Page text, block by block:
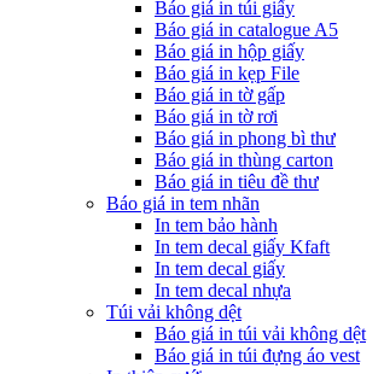
Báo giá in túi giấy
Báo giá in catalogue A5
Báo giá in hộp giấy
Báo giá in kẹp File
Báo giá in tờ gấp
Báo giá in tờ rơi
Báo giá in phong bì thư
Báo giá in thùng carton
Báo giá in tiêu đề thư
Báo giá in tem nhãn
In tem bảo hành
In tem decal giấy Kfaft
In tem decal giấy
In tem decal nhựa
Túi vải không dệt
Báo giá in túi vải không dệt
Báo giá in túi đựng áo vest